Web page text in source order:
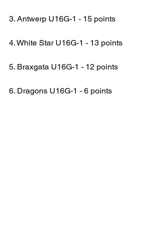
3. Antwerp U16G-1 - 15 points
4. White Star U16G-1 - 13 points
5. Braxgata U16G-1 - 12 points
6. Dragons U16G-1 - 6 points